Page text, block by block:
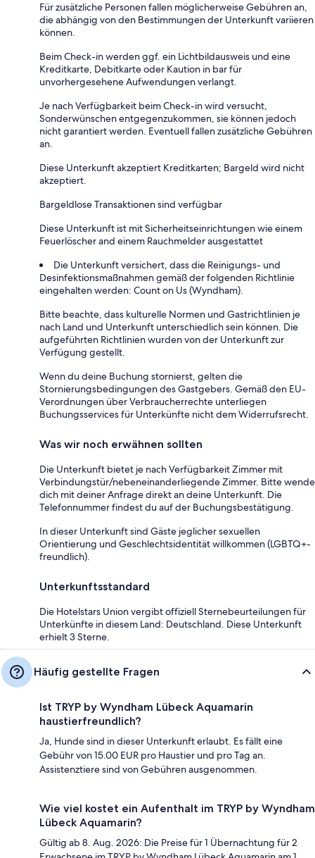
Für zusätzliche Personen fallen möglicherweise Gebühren an,
die abhängig von den Bestimmungen der Unterkunft variieren
können.
Beim Check-in werden ggf. ein Lichtbildausweis und eine
Kreditkarte, Debitkarte oder Kaution in bar für
unvorhergesehene Aufwendungen verlangt.
Je nach Verfügbarkeit beim Check-in wird versucht,
Sonderwünschen entgegenzukommen, sie können jedoch
nicht garantiert werden. Eventuell fallen zusätzliche Gebühren
an.
Diese Unterkunft akzeptiert Kreditkarten; Bargeld wird nicht
akzeptiert.
Bargeldlose Transaktionen sind verfügbar
Diese Unterkunft ist mit Sicherheitseinrichtungen wie einem
Feuerlöscher and einem Rauchmelder ausgestattet
Die Unterkunft versichert, dass die Reinigungs- und
Desinfektionsmaßnahmen gemäß der folgenden Richtlinie
eingehalten werden: Count on Us (Wyndham).
Bitte beachte, dass kulturelle Normen und Gastrichtlinien je
nach Land und Unterkunft unterschiedlich sein können. Die
aufgeführten Richtlinien wurden von der Unterkunft zur
Verfügung gestellt.
Wenn du deine Buchung stornierst, gelten die
Stornierungsbedingungen des Gastgebers. Gemäß den EU-
Verordnungen über Verbraucherrechte unterliegen
Buchungsservices für Unterkünfte nicht dem Widerrufsrecht.
Was wir noch erwähnen sollten
Die Unterkunft bietet je nach Verfügbarkeit Zimmer mit
Verbindungstür/nebeneinanderliegende Zimmer. Bitte wende
dich mit deiner Anfrage direkt an deine Unterkunft. Die
Telefonnummer findest du auf der Buchungsbestätigung.
In dieser Unterkunft sind Gäste jeglicher sexuellen
Orientierung und Geschlechtsidentität willkommen (LGBTQ+-
freundlich).
Unterkunftsstandard
Die Hotelstars Union vergibt offiziell Sternebeurteilungen für
Unterkünfte in diesem Land: Deutschland. Diese Unterkunft
erhielt 3 Sterne.
Häufig gestellte Fragen
Ist TRYP by Wyndham Lübeck Aquamarin
haustierfreundlich?
Ja, Hunde sind in dieser Unterkunft erlaubt. Es fällt eine
Gebühr von 15.00 EUR pro Haustier und pro Tag an.
Assistenztiere sind von Gebühren ausgenommen.
Wie viel kostet ein Aufenthalt im TRYP by Wyndham
Lübeck Aquamarin?
Gültig ab 8. Aug. 2026: Die Preise für 1 Übernachtung für 2